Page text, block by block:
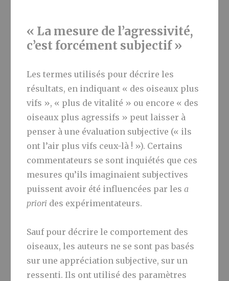
« La mesure de l’agressivité,
c’est forcément subjectif »
Les termes utilisés pour décrire les
résultats, en indiquant « des oiseaux plus
vifs », « plus de vitalité » ou encore « des
oiseaux plus agressifs » peut laisser à
penser à une évaluation subjective (« ils
ont l’air plus vifs ceux-là ! »). Certains
commentateurs se sont inquiétés que ces
mesures qu’ils imaginaient subjectives
puissent avoir été influencées par lesa
priori des expérimentateurs.
Sauf pour décrire le comportement des
oiseaux, les auteurs ne se sont pas basés
sur une appréciation subjective, sur un
ressenti. Ils ont utilisé des paramètres